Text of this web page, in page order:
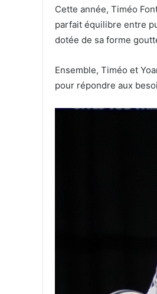
Cette année, Timéo
parfait équilibre entre
dotée de sa forme
Ensemble, Timéo et
pour répondre aux